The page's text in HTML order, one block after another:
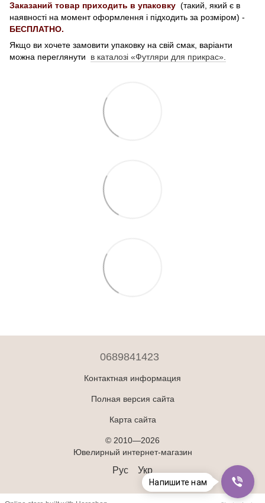
Заказаний товар приходить в упаковку (такий, який є в
наявності на момент оформлення і підходить за розміром) -
БЕСПЛАТНО.
Якщо ви хочете замовити упаковку на свій смак, варіанти
можна переглянути в каталозі «Футляри для прикрас».
0689841423
Контактная информация
Полная версия сайта
Карта сайта
© 2010—2026
Ювелирный интернет-магазин
Рус Укр
Напишите нам